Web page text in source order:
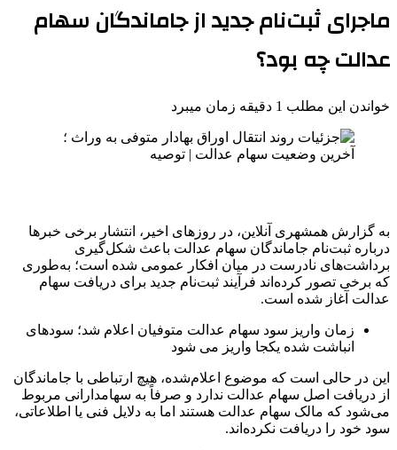
ماجرای ثبت‌نام جدید از جاماندگان سهام
عدالت چه بود؟
خواندن این مطلب 1 دقیقه زمان میبرد
به گزارش همشهری آنلاین، در روزهای اخیر، انتشار برخی خبرها
درباره ثبت‌نام جاماندگان سهام عدالت باعث شکل‌گیری
برداشت‌های نادرست در میان افکار عمومی شده است؛ به‌طوری
که برخی تصور کرده‌اند فرآیند ثبت‌نام جدید برای دریافت سهام
عدالت آغاز شده است.
زمان واریز سود سهام عدالت متوفیان اعلام شد؛ سودهای
انباشت شده یکجا واریز می شود
این در حالی است که موضوع اعلام‌شده، هیچ ارتباطی با جاماندگان
از دریافت اصل سهام عدالت ندارد و صرفاً به سهامدارانی مربوط
می‌شود که مالک سهام عدالت هستند اما به دلایل فنی یا اطلاعاتی،
سود خود را دریافت نکرده‌اند.